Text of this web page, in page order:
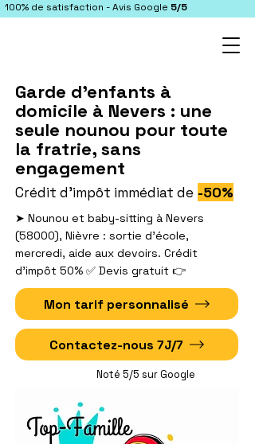
100% de satisfaction - Avis Google 5/5
Garde d'enfants à
domicile à Nevers : une
seule nounou pour toute
la fratrie, sans
engagement
Crédit d'impôt immédiat de -50%
➤ Nounou et baby-sitting à Nevers
(58000), Nièvre : sortie d'école,
mercredi, aide aux devoirs. Crédit
d'impôt 50% ✅ Devis gratuit 👉
Mon tarif personnalisé
Contactez-nous 7J/7
Noté 5/5 sur Google